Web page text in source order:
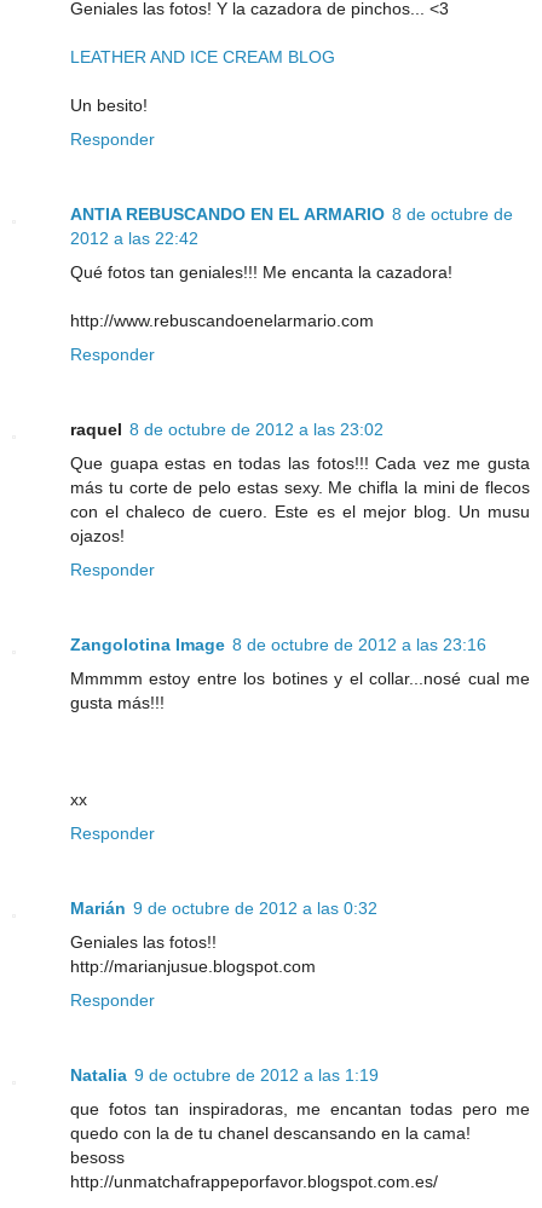
Geniales las fotos! Y la cazadora de pinchos... <3
LEATHER AND ICE CREAM BLOG
Un besito!
Responder
ANTIA REBUSCANDO EN EL ARMARIO 8 de octubre de
2012 a las 22:42
Qué fotos tan geniales!!! Me encanta la cazadora!
http://www.rebuscandoenelarmario.com
Responder
raquel 8 de octubre de 2012 a las 23:02
Que guapa estas en todas las fotos!!! Cada vez me gusta
más tu corte de pelo estas sexy. Me chifla la mini de flecos
con el chaleco de cuero. Este es el mejor blog. Un musu
ojazos!
Responder
Zangolotina Image 8 de octubre de 2012 a las 23:16
Mmmmm estoy entre los botines y el collar...nosé cual me
gusta más!!!
xx
Responder
Marián 9 de octubre de 2012 a las 0:32
Geniales las fotos!!
http://marianjusue.blogspot.com
Responder
Natalia 9 de octubre de 2012 a las 1:19
que fotos tan inspiradoras, me encantan todas pero me
quedo con la de tu chanel descansando en la cama!
besoss
http://unmatchafrappeporfavor.blogspot.com.es/